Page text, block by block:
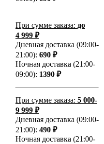
При сумме заказа: до
4 999 ₽
Дневная доставка (09:00-
21:00): 690 ₽
Ночная доставка (21:00-
09:00): 1390 ₽
При сумме заказа: 5 000-
9 999 ₽
Дневная доставка (09:00-
21:00): 490 ₽
Ночная доставка (21:00-